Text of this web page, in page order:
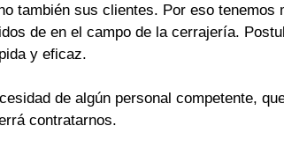
también sus clientes. Por eso
de en el campo de la cerrajería.
y eficaz.
de algún personal competente,
contratarnos.